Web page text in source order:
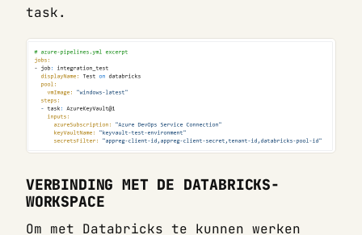
task.
VERBINDING MET DE DATABRICKS-
WORKSPACE
Om met Databricks te kunnen werken